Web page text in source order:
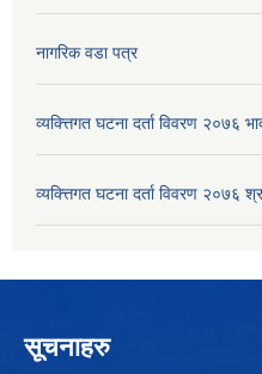
नागरिक वडा पत्र
व्यक्त्तिगत घटना दर्ता विवरण २०७६
व्यक्त्तिगत घटना दर्ता विवरण २०७६
सूचनाहरु